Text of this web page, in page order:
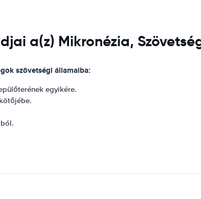
a(z) Mikronézia,
szövetségi államaiba:
egyikére.